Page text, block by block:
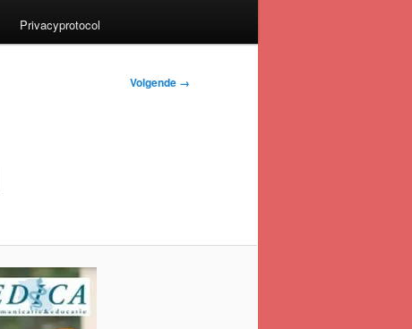
Privacyprotocol
Volgende →